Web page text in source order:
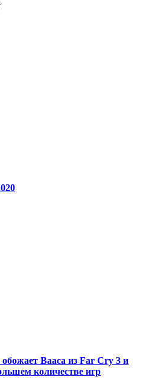
Вааса из Far Cry 3 и
количестве игр